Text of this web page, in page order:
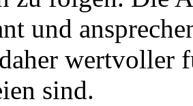
und
wertvoller
sind.